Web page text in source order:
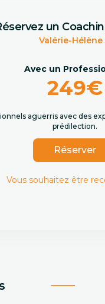
un
Valérie-Hélène
Avec un
249€
aguerris avec des
prédilection.
Réserver
Vous souhaitez être